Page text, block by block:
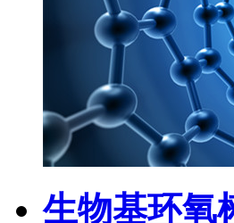
生物基环氧